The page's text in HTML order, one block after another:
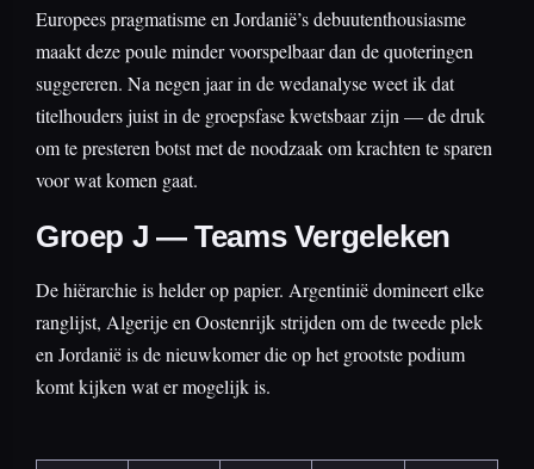
Europees pragmatisme en Jordanië’s debuutenthousiasme
maakt deze poule minder voorspelbaar dan de quoteringen
suggereren. Na negen jaar in de wedanalyse weet ik dat
titelhouders juist in de groepsfase kwetsbaar zijn — de druk
om te presteren botst met de noodzaak om krachten te sparen
voor wat komen gaat.
Groep J — Teams Vergeleken
De hiërarchie is helder op papier. Argentinië domineert elke
ranglijst, Algerije en Oostenrijk strijden om de tweede plek
en Jordanië is de nieuwkomer die op het grootste podium
komt kijken wat er mogelijk is.